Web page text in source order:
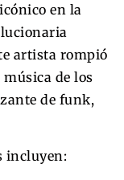
en la
artista rompió
de los
de funk,
incluyen: